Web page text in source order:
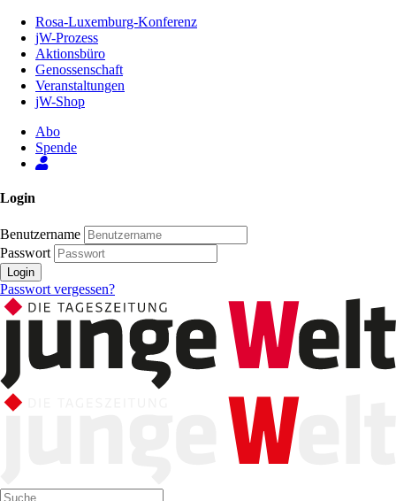
Inhalt
Seite
Rosa-Luxemburg-Konferenz
jW-Prozess
Aktionsbüro
Genossenschaft
Veranstaltungen
jW-Shop
Abo
Spende
Login
Benutzername
Passwort
Login
Passwort vergessen?